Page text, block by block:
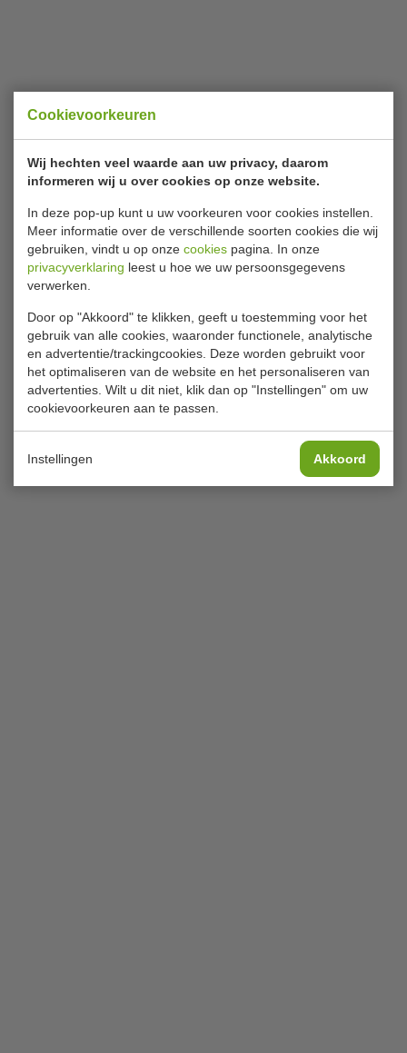
Cookievoorkeuren
Wij hechten veel waarde aan uw privacy, daarom
informeren wij u over cookies op onze website.
In deze pop-up kunt u uw voorkeuren voor cookies instellen.
Meer informatie over de verschillende soorten cookies die wij
gebruiken, vindt u op onze cookies pagina. In onze
privacyverklaring leest u hoe we uw persoonsgegevens
verwerken.
Door op "Akkoord" te klikken, geeft u toestemming voor het
gebruik van alle cookies, waaronder functionele, analytische
en advertentie/trackingcookies. Deze worden gebruikt voor
het optimaliseren van de website en het personaliseren van
advertenties. Wilt u dit niet, klik dan op "Instellingen" om uw
cookievoorkeuren aan te passen.
Instellingen Akkoord